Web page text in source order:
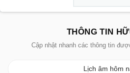
THÔNG TIN
Cập nhật nhanh các thông tin
Lịch âm hôm